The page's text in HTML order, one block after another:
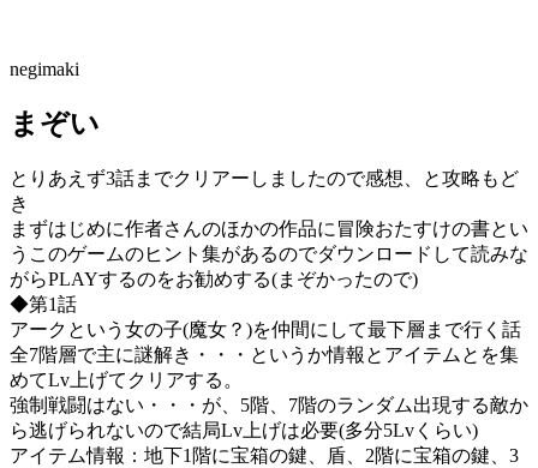
negimaki
まぞい
とりあえず3話までクリアーしましたので感想、と攻略もど
き
まずはじめに作者さんのほかの作品に冒険おたすけの書とい
うこのゲームのヒント集があるのでダウンロードして読みな
がらPLAYするのをお勧めする(まぞかったので)
◆第1話
アークという女の子(魔女？)を仲間にして最下層まで行く話
全7階層で主に謎解き・・・というか情報とアイテムとを集
めてLv上げてクリアする。
強制戦闘はない・・・が、5階、7階のランダム出現する敵か
ら逃げられないので結局Lv上げは必要(多分5Lvくらい)
アイテム情報：地下1階に宝箱の鍵、盾、2階に宝箱の鍵、3